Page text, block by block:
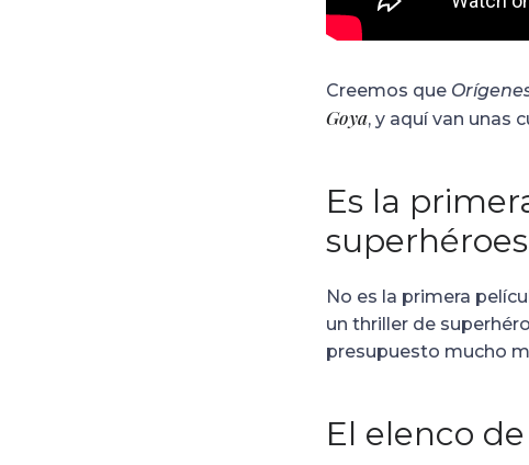
Creemos que
Goya, y aquí van unas
Es la
No es la primera
un thriller de
presupuesto mucho
El elenco